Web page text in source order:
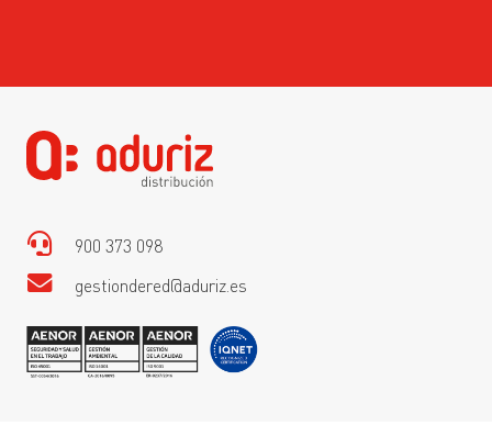
900 373 098
gestiondered@aduriz.es